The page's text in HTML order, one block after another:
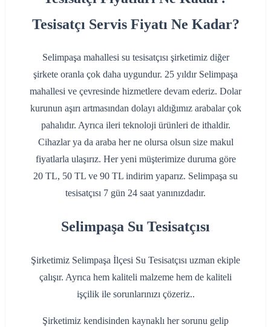
Tesisatçı Servis Fiyatı Ne Kadar?
Selimpaşa mahallesi su tesisatçısı şirketimiz diğer
şirkete oranla çok daha uygundur. 25 yıldır Selimpaşa
mahallesi ve çevresinde hizmetlere devam ederiz. Dolar
kurunun aşırı artmasından dolayı aldığımız arabalar çok
pahalıdır. Ayrıca ileri teknoloji ürünleri de ithaldir.
Cihazlar ya da araba her ne olursa olsun size makul
fiyatlarla ulaşırız. Her yeni müşterimize duruma göre
20 TL, 50 TL ve 90 TL indirim yaparız. Selimpaşa su
tesisatçısı 7 gün 24 saat yanınızdadır.
Selimpaşa Su Tesisatçısı
Şirketimiz Selimpaşa İlçesi Su Tesisatçısı uzman ekiple
çalışır. Ayrıca hem kaliteli malzeme hem de kaliteli
işçilik ile sorunlarınızı çözeriz..
Şirketimiz kendisinden kaynaklı her sorunu gelip